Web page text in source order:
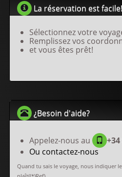
La réservation est facile!
Sélectionnez votre
Remplissez vos
et vous êtes prêt!
¿Besoin d'aide?
Appelez-nous au
+34
Ou contactez-nous
Quand tu sais le voyage, nous indiquer